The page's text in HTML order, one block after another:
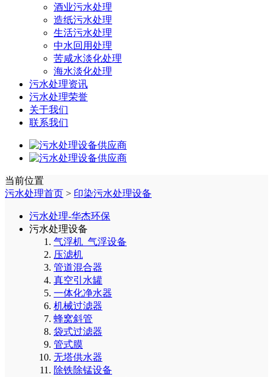
酒业污水处理
造纸污水处理
生活污水处理
中水回用处理
苦咸水淡化处理
海水淡化处理
污水处理资讯
污水处理荣誉
关于我们
联系我们
当前位置
污水处理首页 > 印染污水处理设备
污水处理-华杰环保
污水处理设备
气浮机_气浮设备
压滤机
管道混合器
真空引水罐
一体化净水器
机械过滤器
蜂窝斜管
袋式过滤器
管式膜
无塔供水器
除铁除锰设备